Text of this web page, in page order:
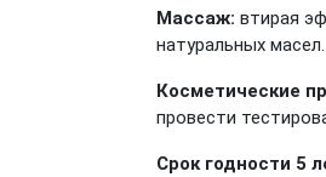
Массаж: втирая
натуральных
Косметические
провести
Срок годности 5